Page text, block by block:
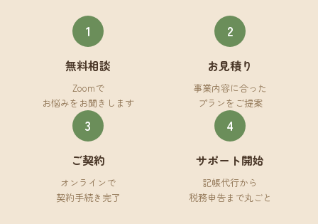
1
無料相談
Zoomで
お悩みをお聞きします
2
お見積り
事業内容に合った
プランをご提案
3
ご契約
オンラインで
契約手続き完了
4
サポート開始
記帳代行から
税務申告まで丸ごと